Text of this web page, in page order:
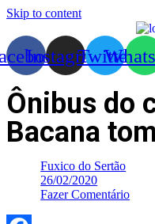
Skip to content
InstagramTwitter
Ônibus do
Bacana
Fuxico do Sertão
26/02/2020
Fazer Comentário